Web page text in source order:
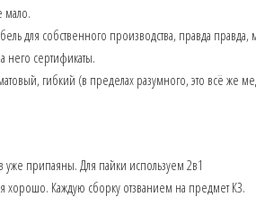
мало.
для собственного производства, правда правда,
него сертификаты.
гибкий (в пределах разумного, это всё же
припаяны. Для пайки используем 2в1
хорошо. Каждую сборку отзванием на предмет КЗ.